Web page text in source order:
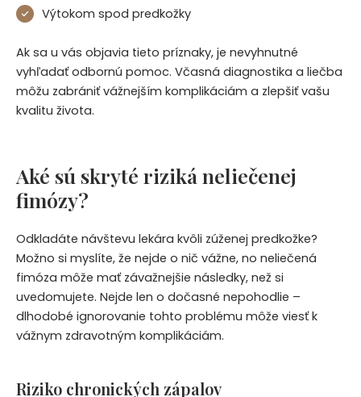
Výtokom spod predkožky
Ak sa u vás objavia tieto príznaky, je nevyhnutné
vyhľadať odbornú pomoc. Včasná diagnostika a liečba
môžu zabrániť vážnejším komplikáciám a zlepšiť vašu
kvalitu života.
Aké sú skryté riziká neliečenej
fimózy?
Odkladáte návštevu lekára kvôli zúženej predkožke?
Možno si myslíte, že nejde o nič vážne, no neliečená
fimóza môže mať závažnejšie následky, než si
uvedomujete. Nejde len o dočasné nepohodlie –
dlhodobé ignorovanie tohto problému môže viesť k
vážnym zdravotným komplikáciám.
Riziko chronických zápalov